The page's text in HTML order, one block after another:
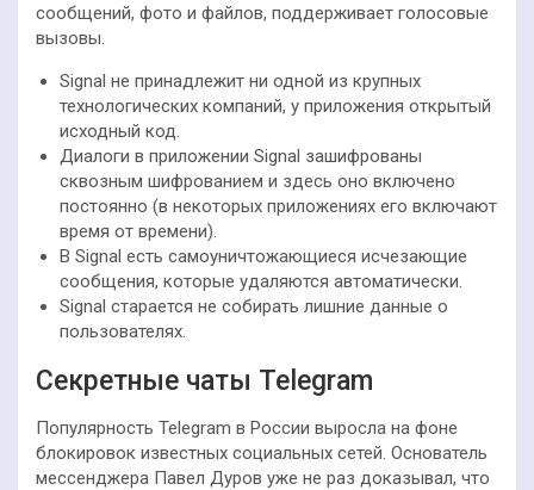
сообщений, фото и файлов, поддерживает голосовые
вызовы.
Signal не принадлежит ни одной из крупных
технологических компаний, у приложения открытый
исходный код.
Диалоги в приложении Signal зашифрованы
сквозным шифрованием и здесь оно включено
постоянно (в некоторых приложениях его включают
время от времени).
В Signal есть самоуничтожающиеся исчезающие
сообщения, которые удаляются автоматически.
Signal старается не собирать лишние данные о
пользователях.
Секретные чаты Telegram
Популярность Telegram в России выросла на фоне
блокировок известных социальных сетей. Основатель
мессенджера Павел Дуров уже не раз доказывал, что